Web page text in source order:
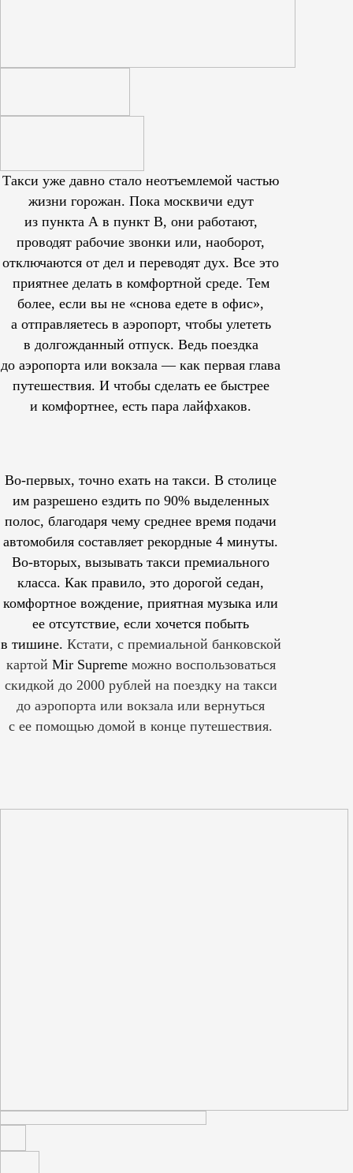
Такси уже давно стало неотъемлемой частью
жизни горожан. Пока москвичи едут
из пункта А в пункт В, они работают,
проводят рабочие звонки или, наоборот,
отключаются от дел и переводят дух. Все это
приятнее делать в комфортной среде. Тем
более, если вы не «снова едете в офис»,
а отправляетесь в аэропорт, чтобы улететь
в долгожданный отпуск. Ведь поездка
до аэропорта или вокзала — как первая глава
путешествия. И чтобы сделать ее быстрее
и комфортнее, есть пара лайфхаков.
Во-первых, точно ехать на такси. В столице
им разрешеноездить по 90% выделенных
полос, благодаря чему среднее время подачи
автомобиля составляет рекордные 4 минуты.
Во-вторых, вызывать такси премиального
класса. Как правило, это дорогой седан,
комфортное вождение, приятная музыка или
ее отсутствие, если хочется побыть
в тишине. Кстати, с премиальной банковской
картой Mir Supreme можно воспользоваться
скидкой до 2000 рублей на поездку на такси
до аэропорта или вокзала или вернуться
с ее помощью домой в конце путешествия.